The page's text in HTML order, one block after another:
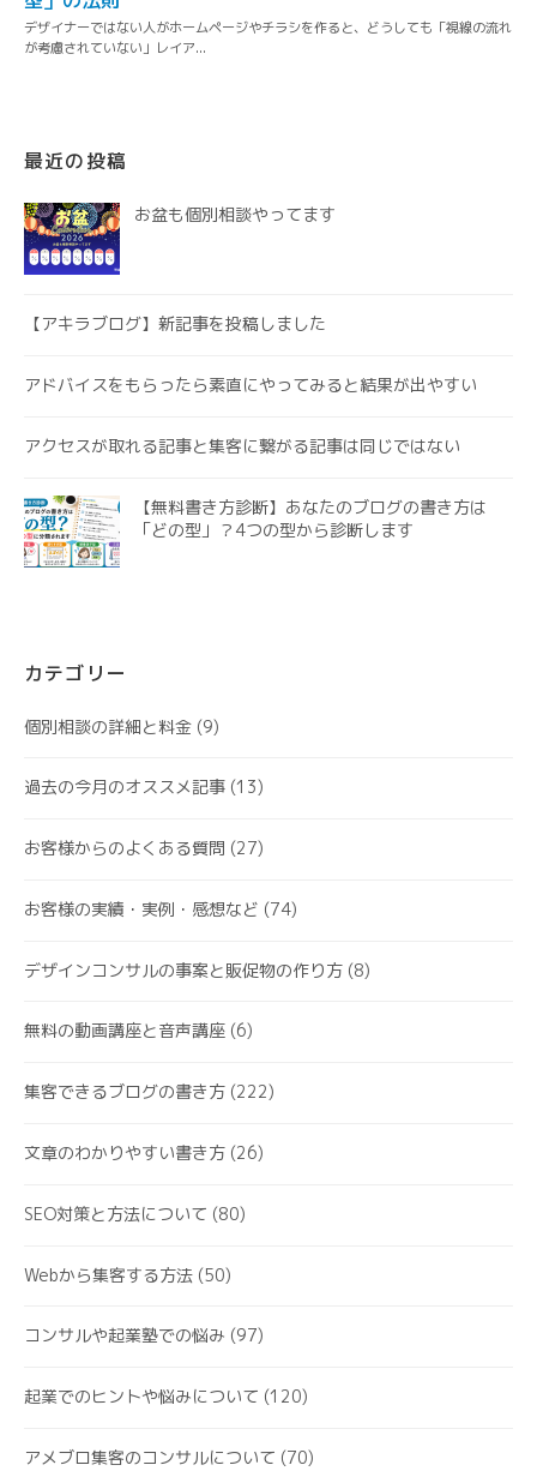
最近の投稿
お盆も個別相談やってます
【アキラブログ】新記事を投稿しました
アドバイスをもらったら素直にやってみると結果が出やすい
アクセスが取れる記事と集客に繋がる記事は同じではない
【無料書き方診断】あなたのブログの書き方は
「どの型」？4つの型から診断します
カテゴリー
個別相談の詳細と料金 (9)
過去の今月のオススメ記事 (13)
お客様からのよくある質問 (27)
お客様の実績・実例・感想など (74)
デザインコンサルの事案と販促物の作り方 (8)
無料の動画講座と音声講座 (6)
集客できるブログの書き方 (222)
文章のわかりやすい書き方 (26)
SEO対策と方法について (80)
Webから集客する方法 (50)
コンサルや起業塾での悩み (97)
起業でのヒントや悩みについて (120)
アメブロ集客のコンサルについて (70)